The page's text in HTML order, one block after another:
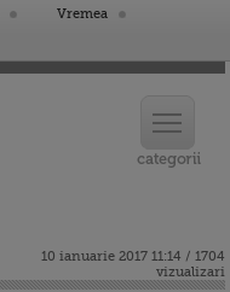
Vremea
10 ianuarie 2017 11:14 / 1704
vizualizari